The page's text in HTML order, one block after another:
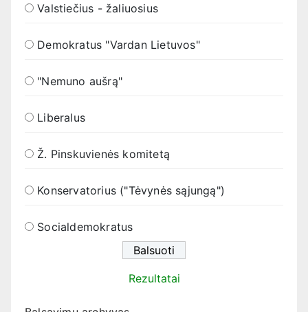
Valstiečius - žaliuosius
Demokratus "Vardan Lietuvos"
"Nemuno aušrą"
Liberalus
Ž. Pinskuvienės komitetą
Konservatorius ("Tėvynės sąjungą")
Socialdemokratus
Rezultatai